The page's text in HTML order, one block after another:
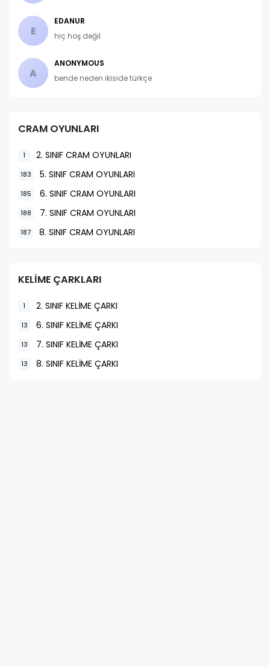
E
EDANUR
hiç hoş değil
A
ANONYMOUS
bende neden ikiside türkçe
CRAM OYUNLARI
1 2. SINIF CRAM OYUNLARI
183 5. SINIF CRAM OYUNLARI
185 6. SINIF CRAM OYUNLARI
188 7. SINIF CRAM OYUNLARI
187 8. SINIF CRAM OYUNLARI
KELİME ÇARKLARI
1 2. SINIF KELİME ÇARKI
13 6. SINIF KELİME ÇARKI
13 7. SINIF KELİME ÇARKI
13 8. SINIF KELİME ÇARKI